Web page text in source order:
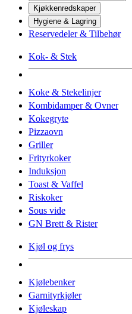
Kjøkkenredskaper
Hygiene & Lagring
Reservedeler & Tilbehør
Kok- & Stek
Koke & Stekelinjer
Kombidamper & Ovner
Kokegryte
Pizzaovn
Griller
Frityrkoker
Induksjon
Toast & Vaffel
Riskoker
Sous vide
GN Brett & Rister
Kjøl og frys
Kjølebenker
Garnityrkjøler
Kjøleskap